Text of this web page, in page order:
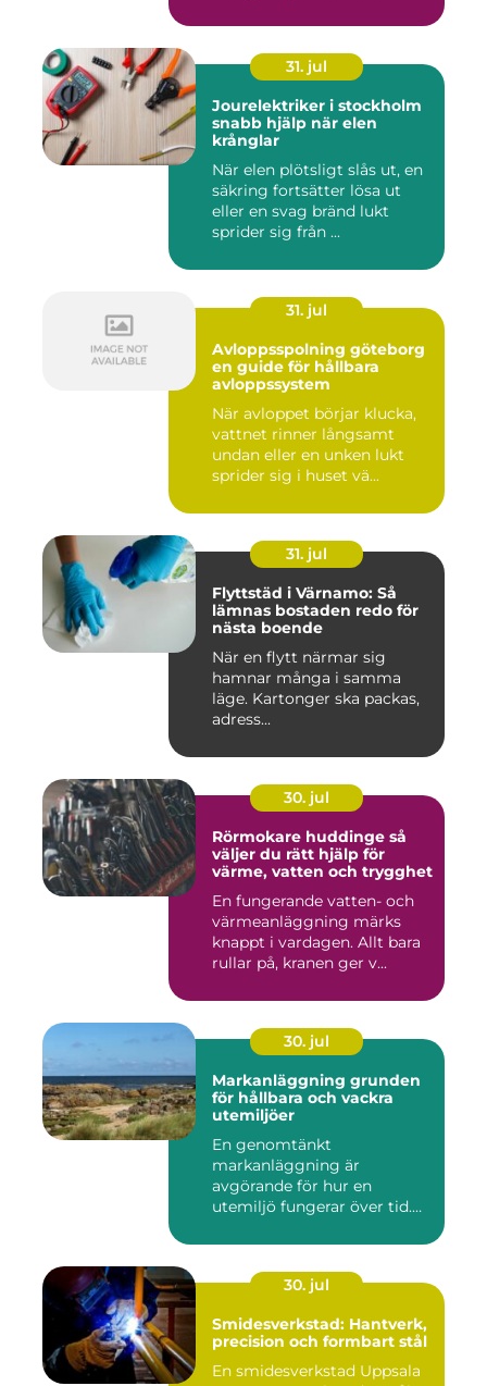
31. jul
Jourelektriker i stockholm
snabb hjälp när elen
krånglar
När elen plötsligt slås ut, en
säkring fortsätter lösa ut
eller en svag bränd lukt
sprider sig från ...
31. jul
Avloppsspolning göteborg
en guide för hållbara
avloppssystem
När avloppet börjar klucka,
vattnet rinner långsamt
undan eller en unken lukt
sprider sig i huset vä...
31. jul
Flyttstäd i Värnamo: Så
lämnas bostaden redo för
nästa boende
När en flytt närmar sig
hamnar många i samma
läge. Kartonger ska packas,
adress...
30. jul
Rörmokare huddinge så
väljer du rätt hjälp för
värme, vatten och trygghet
En fungerande vatten- och
värmeanläggning märks
knappt i vardagen. Allt bara
rullar på, kranen ger v...
30. jul
Markanläggning grunden
för hållbara och vackra
utemiljöer
En genomtänkt
markanläggning är
avgörande för hur en
utemiljö fungerar över tid.
30. jul
Smidesverkstad: Hantverk,
precision och formbart stål
En smidesverkstad Uppsala